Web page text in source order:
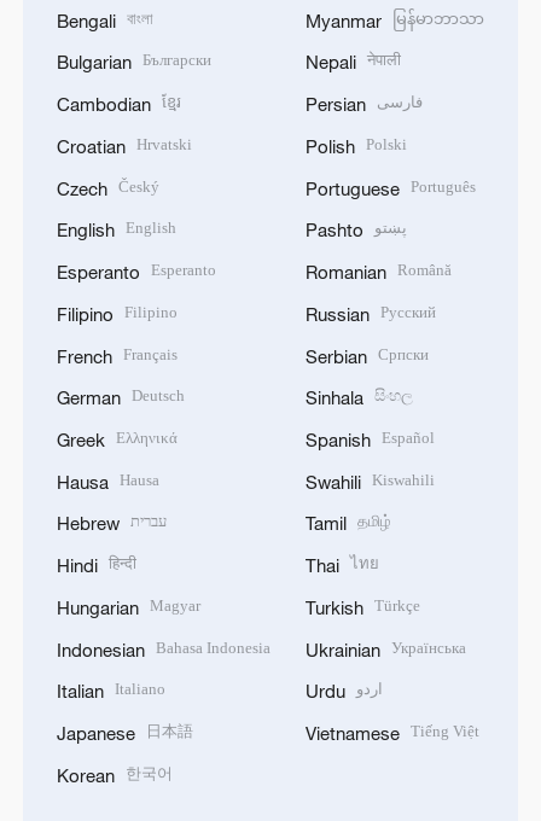
Bengali বাংলা
Bulgarian Български
Cambodian ខ្មែរ
Croatian Hrvatski
Czech Český
English English
Esperanto Esperanto
Filipino Filipino
French Français
German Deutsch
Greek Ελληνικά
Hausa Hausa
Hebrew עברית
Hindi हिन्दी
Hungarian Magyar
Indonesian Bahasa Indonesia
Italian Italiano
Japanese 日本語
Korean 한국어
Myanmar မြန်မာဘာသာ
Nepali नेपाली
Persian فارسی
Polish Polski
Portuguese Português
Pashto پښتو
Romanian Română
Russian Русский
Serbian Српски
Sinhala සිංහල
Spanish Español
Swahili Kiswahili
Tamil தமிழ்
Thai ไทย
Turkish Türkçe
Ukrainian Українська
Urdu اردو
Vietnamese Tiếng Việt